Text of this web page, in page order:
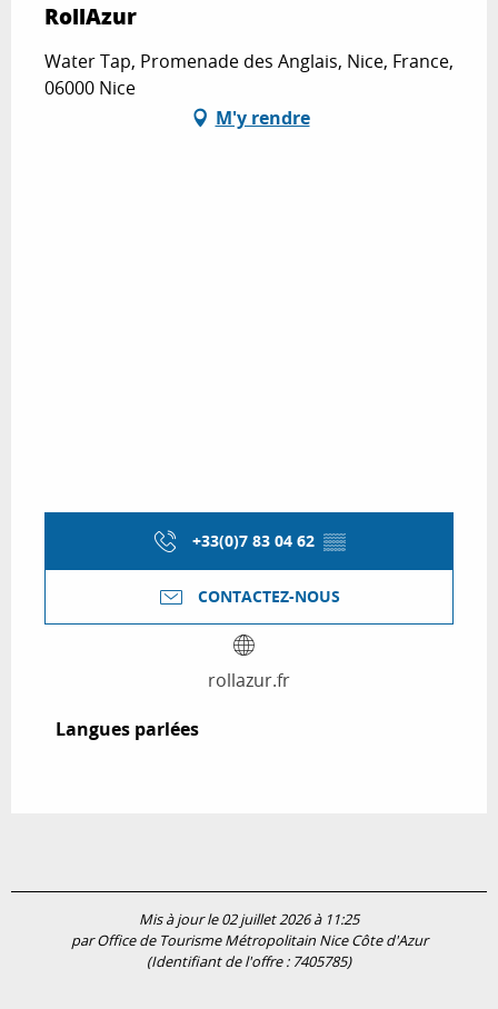
RollAzur
Water Tap, Promenade des Anglais, Nice, France,
06000 Nice
M'y rendre
+33(0)7 83 04 62 ▒▒
CONTACTEZ-NOUS
rollazur.fr
Langues parlées
Langues parlées
Mis à jour le 02 juillet 2026 à 11:25
par Office de Tourisme Métropolitain Nice Côte d'Azur
(Identifiant de l'offre : 7405785)